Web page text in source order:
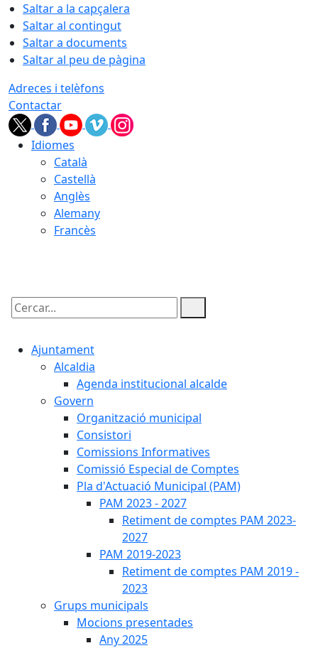
Saltar a la capçalera
Saltar al contingut
Saltar a documents
Saltar al peu de pàgina
Adreces i telèfons
Contactar
Idiomes
Català
Castellà
Anglès
Alemany
Francès
Cercar:
Ajuntament
Alcaldia
Agenda institucional alcalde
Govern
Organització municipal
Consistori
Comissions Informatives
Comissió Especial de Comptes
Pla d'Actuació Municipal (PAM)
PAM 2023 - 2027
Retiment de comptes PAM 2023-
2027
PAM 2019-2023
Retiment de comptes PAM 2019 -
2023
Grups municipals
Mocions presentades
Any 2025